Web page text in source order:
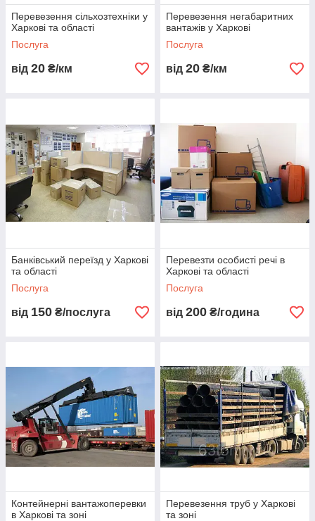
Перевезення сільхозтехніки у
Харкові та області
Послуга
від 20 ₴/км
Перевезення негабаритних
вантажів у Харкові
Послуга
від 20 ₴/км
Банківський переїзд у Харкові
та області
Послуга
від 150 ₴/послуга
Перевезти особисті речі в
Харкові та області
Послуга
від 200 ₴/година
Контейнерні вантажоперевки
в Харкові та зоні
Перевезення труб у Харкові
та зоні